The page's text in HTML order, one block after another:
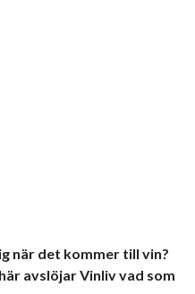
när det kommer till vin?
avslöjar Vinliv vad som